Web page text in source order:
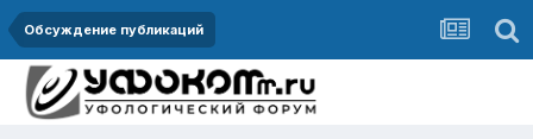
Обсуждение публикаций